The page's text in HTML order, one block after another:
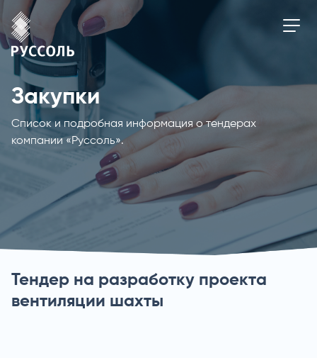
Закупки
Список и подробная информация о тендерах
компании «Руссоль».
Тендер на разработку проекта
вентиляции шахты